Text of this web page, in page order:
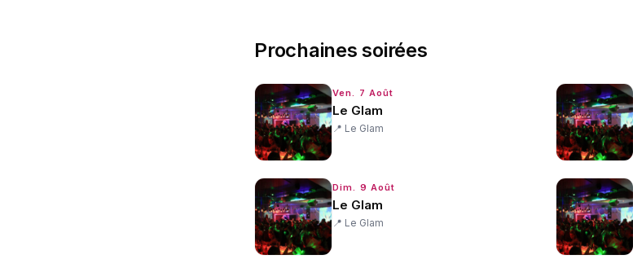
Prochaines soirées
Ven. 7 Août
Le Glam
📍 Le Glam
Dim. 9 Août
Le Glam
📍 Le Glam